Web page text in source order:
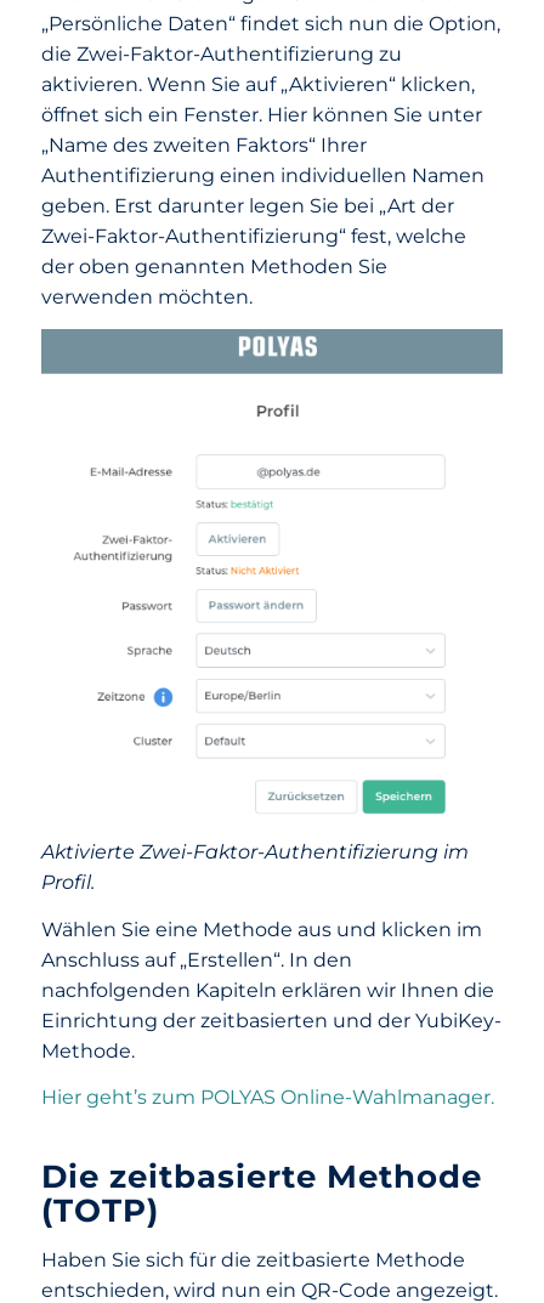
„Persönliche Daten“ findet sich nun die Option,
die Zwei-Faktor-Authentifizierung zu
aktivieren. Wenn Sie auf „Aktivieren“ klicken,
öffnet sich ein Fenster. Hier können Sie unter
„Name des zweiten Faktors“ Ihrer
Authentifizierung einen individuellen Namen
geben. Erst darunter legen Sie bei „Art der
Zwei-Faktor-Authentifizierung“ fest, welche
der oben genannten Methoden Sie
verwenden möchten.
Aktivierte Zwei-Faktor-Authentifizierung im
Profil.
Wählen Sie eine Methode aus und klicken im
Anschluss auf „Erstellen“. In den
nachfolgenden Kapiteln erklären wir Ihnen die
Einrichtung der zeitbasierten und der YubiKey-
Methode.
Hier geht’s zum POLYAS Online-Wahlmanager.
Die zeitbasierte Methode
(TOTP)
Haben Sie sich für die zeitbasierte Methode
entschieden, wird nun ein QR-Code angezeigt.